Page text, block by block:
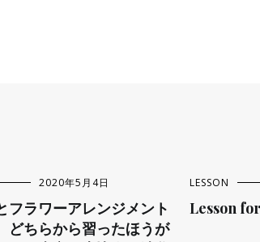
2020年5月4日
フラワーアレンジメント
どちらから習ったほうが
LESSON
Lesson